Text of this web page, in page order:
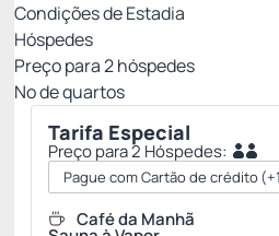
Condições de Estadia
Hóspedes
Preço para2hóspedes
Nº de quartos
Tarifa Especial
Preço para 2 Hóspedes:
Pague com Cartão de crédito
Café da Manhã